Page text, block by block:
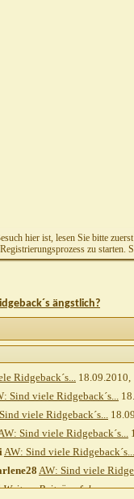
hier ist, lesen Sie bitte
zu starten.
ängstlich?
Ridgeback´s... 18.09.2010,
Sind viele Ridgeback´s...
viele Ridgeback´s...
Sind viele Ridgeback´s...
AW: Sind viele Ridgeback´s...
AW: Sind viele
Weitere Beiträge folgen...